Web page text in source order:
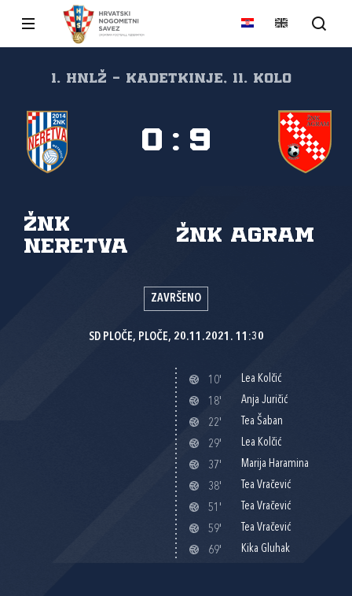
1. HNLŽ - Kadetkinje, 11. kolo
ŽNK
Neretva
ŽNK Agram
0 : 9
ZAVRŠENO
SD PLOČE, PLOČE, 20.11.2021. 11:30
10'
Lea Kolčić
18'
Anja Juričić
22'
Tea Šaban
29'
Lea Kolčić
37'
Marija Haramina
38'
Tea Vračević
51'
Tea Vračević
59'
Tea Vračević
69'
Kika Gluhak